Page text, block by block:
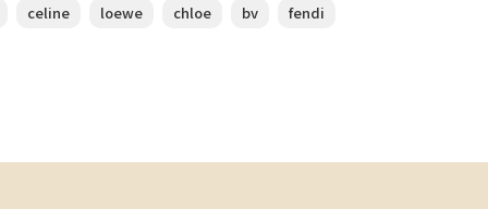
celine loewe chloe bv
fendi